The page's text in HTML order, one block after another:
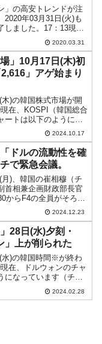
」の高安トレンドが注
2020年03月31日(火)も
ました。17：13現在
ルウォンチャートは以
います（チャートは
より引用）。現在陰...
2020.03.31
」10月17日(木)初
」アゲ始まり
)の韓国株式市場が開
在、KOSPI（韓国総合
ートは以下のようにな
より引用）。アゲて始
在のところ陰線。
2024.10.17
ドルの流動性を確
で緊急会議。
)、韓国の崔相穆（チ
首相兼企画財政部長官
からF4の全員がそろう
金融懸案会議を開催。
チェ・サンモク）副首
官（←頑張っている
2024.12.23
28日(水)夕刻・
」上が削られた
水)の韓国時間※が終わ
在、ドルウォンのチャ
になっています（チャ
』より引用）。一
までいったのですが、
2024.02.28